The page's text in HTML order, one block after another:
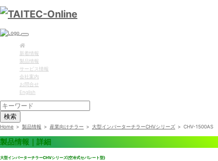
新着情報
製品情報
サービス情報
会社案内
お問合せ
English
検索
Home > 製品情報 > 産業向けチラー > 大型インバーターチラーCHVシリーズ > CHV-1500AS
製品情報｜詳細
大型インバーターチラーCHVシリーズ(空冷式セパレート型)